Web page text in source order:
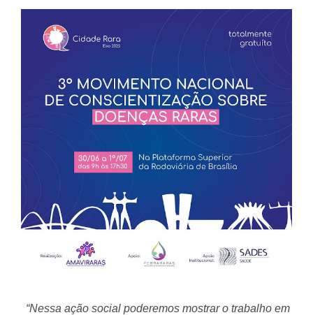
“Nessa ação social poderemos mostrar o trabalho em